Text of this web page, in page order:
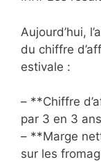
Aujourd’hui,
du chiffre
estivale :
– **Chiffre
par 3 en 3 ans
– **Marge
sur les